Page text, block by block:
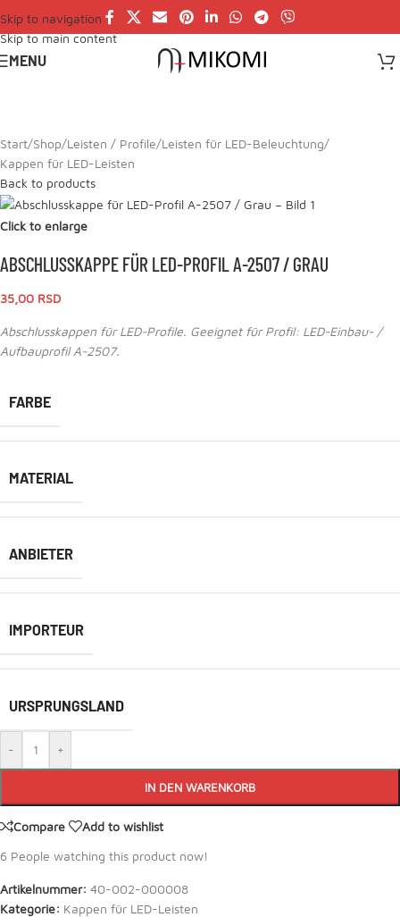
Skip to navigation
Skip to main content
MENU
Start/Shop/Leisten / Profile/Leisten für LED-Beleuchtung/
Kappen für LED-Leisten
Back to products
Click to enlarge
ABSCHLUSSKAPPE FÜR LED-PROFIL A-2507 / GRAU
35,00 RSD
Abschlusskappen für LED-Profile. Geeignet für Profil: LED-Einbau- /
Aufbauprofil A-2507.
FARBE
MATERIAL
ANBIETER
IMPORTEUR
URSPRUNGSLAND
- +
IN DEN WARENKORB
Compare
Add to wishlist
6 People watching this product now!
Artikelnummer: 40-002-000008
Kategorie: Kappen für LED-Leisten